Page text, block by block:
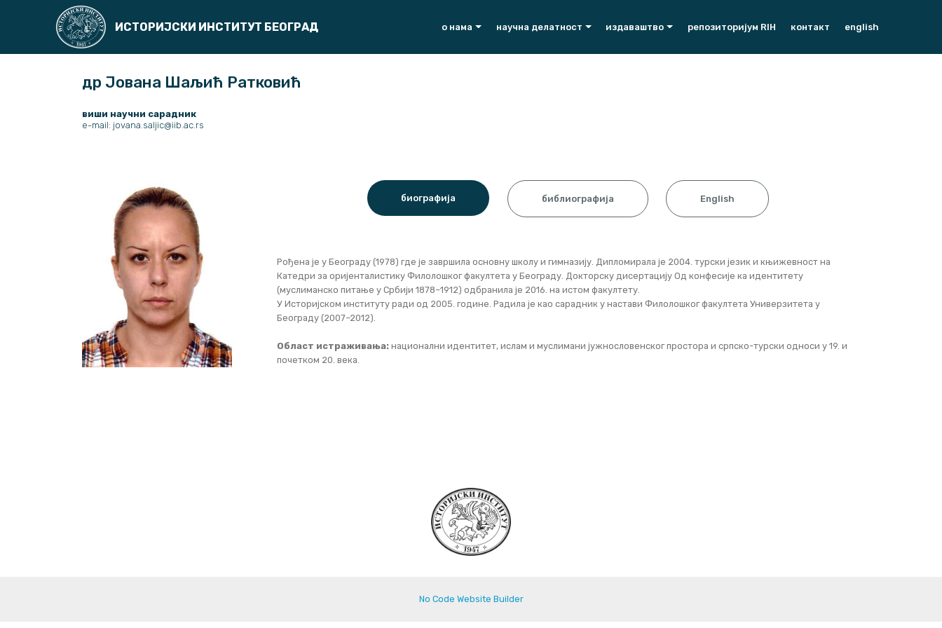
ИСТОРИЈСКИ ИНСТИТУТ БЕОГРАД о нама научна делатност издаваштво репозиторијум RIH контакт english
др Јована Шаљић Ратковић
виши научни сарадник
e-mail: jovana.saljic@iib.ac.rs
биографија библиографија English
Рођена је у Београду (1978) где је завршила основну школу и гимназију. Дипломирала је 2004. турски језик и књижевност на
Катедри за оријенталистику Филолошког факултета у Београду. Докторску дисертацију Од конфесије ка идентитету
(муслиманско питање у Србији 1878–1912) одбранила је 2016. на истом факултету.
У Историјском институту ради од 2005. године. Радила је као сарадник у настави Филолошког факултета Универзитета у
Београду (2007–2012).
Област истраживања: национални идентитет, ислам и муслимани јужнословенског простора и српско-турски односи у 19. и
почетком 20. века.
No Code Website Builder